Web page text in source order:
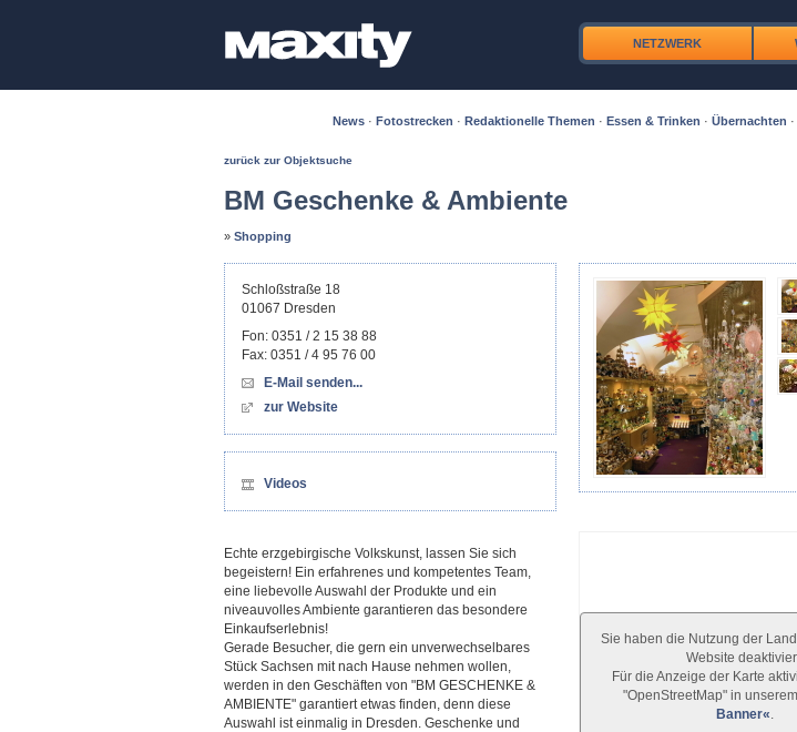
NETZWERK
News · Fotostrecken · Redaktionelle Themen · Essen & Trinken · Übernachten ·
zurück zur Objektsuche
BM Geschenke & Ambiente
» Shopping
Sie haben die Nutzung der
Website
Für die Anzeige der Karte
"OpenStreetMap" in unserem
Banner«
Schloßstraße 18
01067 Dresden
Fon: 0351 / 2 15 38 88
Fax: 0351 / 4 95 76 00
E-Mail senden...
zur Website
Videos
Echte erzgebirgische Volkskunst, lassen Sie sich
begeistern! Ein erfahrenes und kompetentes Team,
eine liebevolle Auswahl der Produkte und ein
niveauvolles Ambiente garantieren das besondere
Einkaufserlebnis!
Gerade Besucher, die gern ein unverwechselbares
Stück Sachsen mit nach Hause nehmen wollen,
werden in den Geschäften von "BM GESCHENKE &
AMBIENTE" garantiert etwas finden, denn diese
Auswahl ist einmalig in Dresden. Geschenke und